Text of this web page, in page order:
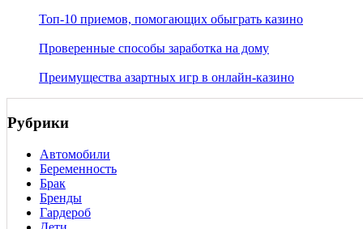
Топ-10 приемов, помогающих обыграть казино
Проверенные способы заработка на дому
Преимущества азартных игр в онлайн-казино
Рубрики
Автомобили
Беременность
Брак
Бренды
Гардероб